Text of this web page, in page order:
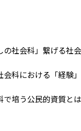
社会科」繋げる社
会科における「経験
培う公民的資質と